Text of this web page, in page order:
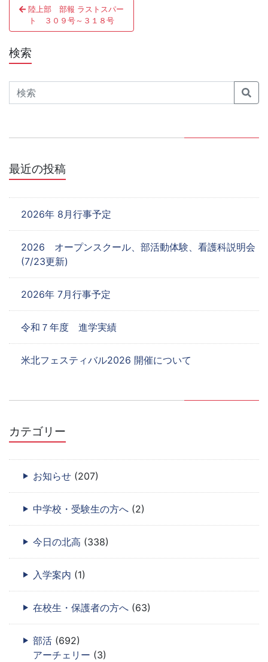
稿
ナ
ビ
ゲ
ー
シ
ン
陸上部 部報 ラストスパー
ト ３０９号～３１８号
検索
Search
最近の投稿
2026年 8月行事予定
2026 オープンスクール、部活動体験、看護科説明会
(7/23更新)
2026年 7月行事予定
令和７年度 進学実績
米北フェスティバル2026 開催について
カテゴリー
お知らせ (207)
中学校・受験生の方へ (2)
今日の北高 (338)
入学案内 (1)
在校生・保護者の方へ (63)
部活 (692)
アーチェリー (3)